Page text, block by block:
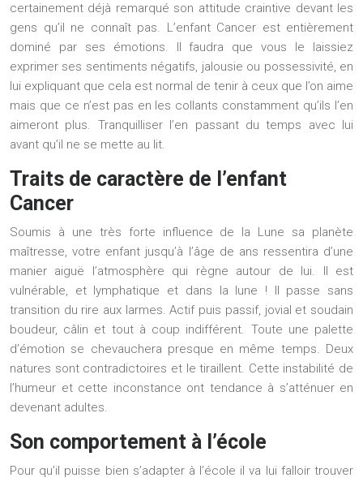
certainement déjà remarqué son attitude craintive devant les
gens qu’il ne connaît pas. L’enfant Cancer est entièrement
dominé par ses émotions. Il faudra que vous le laissiez
exprimer ses sentiments négatifs, jalousie ou possessivité, en
lui expliquant que cela est normal de tenir à ceux que l’on aime
mais que ce n’est pas en les collants constamment qu’ils l’en
aimeront plus. Tranquilliser l’en passant du temps avec lui
avant qu’il ne se mette au lit.
Traits de caractère de l’enfant
Cancer
Soumis à une très forte influence de la Lune sa planète
maîtresse, votre enfant jusqu’à l’âge de ans ressentira d’une
manier aiguë l’atmosphère qui règne autour de lui. Il est
vulnérable, et lymphatique et dans la lune ! Il passe sans
transition du rire aux larmes. Actif puis passif, jovial et soudain
boudeur, câlin et tout à coup indifférent. Toute une palette
d’émotion se chevauchera presque en même temps. Deux
natures sont contradictoires et le tiraillent. Cette instabilité de
l’humeur et cette inconstance ont tendance à s’atténuer en
devenant adultes.
Son comportement à l’école
Pour qu’il puisse bien s’adapter à l’école il va lui falloir trouver